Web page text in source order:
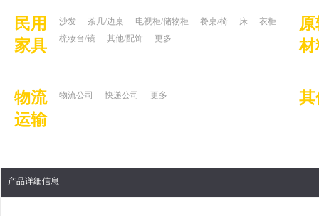
民用
家具
沙发 茶几/边桌 电视柜/储物柜 餐桌/椅 床
衣柜
梳妆台/镜
其他/配饰 更多
材
物流
运输
物流公司 快递公司 更多 其
产品详细信息